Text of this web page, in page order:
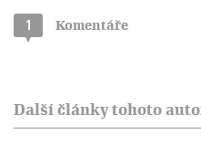
1 Komentáře
Další články tohoto